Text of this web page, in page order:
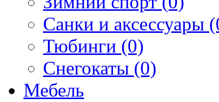
Санки и аксессуары
Тюбинги (0)
Снегокаты (0)
Мебель